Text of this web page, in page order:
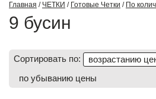
Главная / ЧЕТКИ / Готовые Четки / По
9 бусин
Сортировать по: возрастанию
по убыванию цены